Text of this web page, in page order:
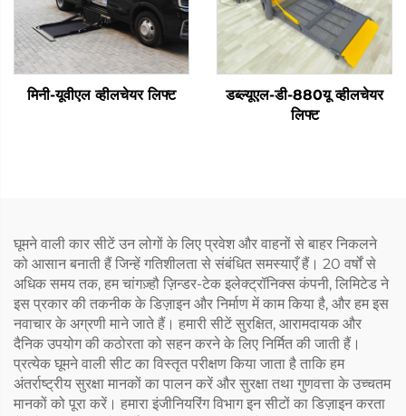
मिनी-यूवीएल व्हीलचेयर लिफ्ट
डब्ल्यूएल-डी-880यू व्हीलचेयर
लिफ्ट
घूमने वाली कार सीटें उन लोगों के लिए प्रवेश और वाहनों से बाहर निकलने
को आसान बनाती हैं जिन्हें गतिशीलता से संबंधित समस्याएँ हैं। 20 वर्षों से
अधिक समय तक, हम चांगज़्हौ ज़िन्डर-टेक इलेक्ट्रॉनिक्स कंपनी, लिमिटेड ने
इस प्रकार की तकनीक के डिज़ाइन और निर्माण में काम किया है, और हम इस
नवाचार के अग्रणी माने जाते हैं। हमारी सीटें सुरक्षित, आरामदायक और
दैनिक उपयोग की कठोरता को सहन करने के लिए निर्मित की जाती हैं।
प्रत्येक घूमने वाली सीट का विस्तृत परीक्षण किया जाता है ताकि हम
अंतर्राष्ट्रीय सुरक्षा मानकों का पालन करें और सुरक्षा तथा गुणवत्ता के उच्चतम
मानकों को पूरा करें। हमारा इंजीनियरिंग विभाग इन सीटों का डिज़ाइन करता